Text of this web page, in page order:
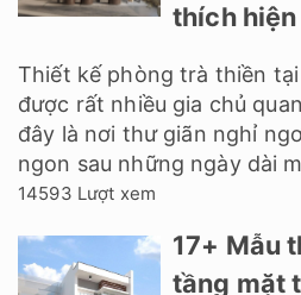
thích hiện
Thiết kế phòng trà thiền
được rất nhiều gia chủ
đây là nơi thư giãn nghỉ
ngon sau những ngày dài
14593 Lượt xem
17+ Mẫu
tầng mặt